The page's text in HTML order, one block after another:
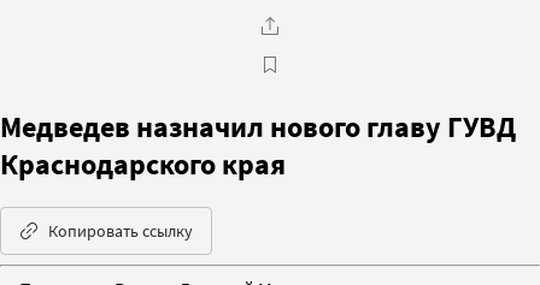
Медведев назначил нового главу ГУВД
Краснодарского края
Копировать ссылку